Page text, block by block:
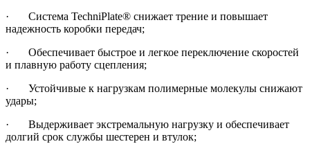
· Система TechniPlate® снижает трение и повышает
надежность коробки передач;
· Обеспечивает быстрое и легкое переключение скоростей
и плавную работу сцепления;
· Устойчивые к нагрузкам полимерные молекулы снижают
удары;
· Выдерживает экстремальную нагрузку и обеспечивает
долгий срок службы шестерен и втулок;